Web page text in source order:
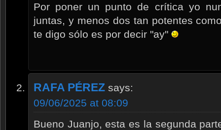
Por poner un punto de crítica yo
juntas, y menos dos tan potentes
te digo sólo es por decir "ay"
RAFA PÉREZ says:
09/06/2025 at 08:09
Bueno Juanjo, esta es la segunda